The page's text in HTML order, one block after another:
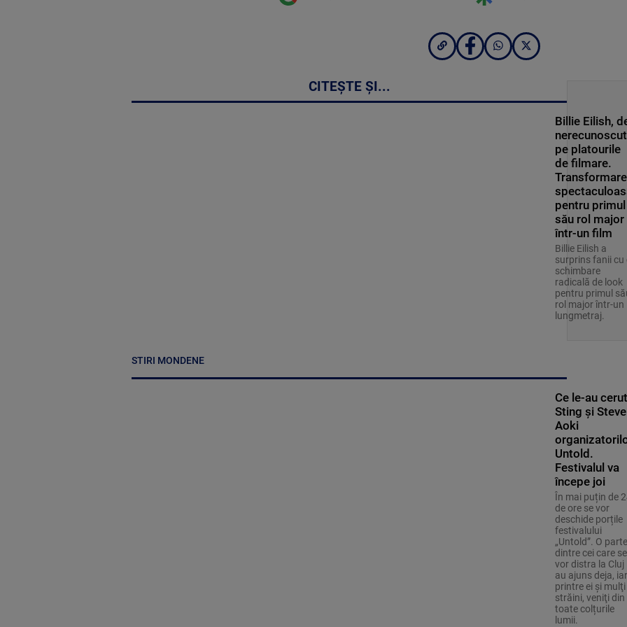
CITEȘTE ȘI...
STIRI MONDENE
Billie Eilish,
nerecunoscut
pe platourile
de filmare.
pentru primul
său rol major
într-un film
Billie Eilish a
surprins fanii cu
schimbare
radicală de look
pentru primul
rol major într-un
lungmetraj.
Ce le-au cerut
Sting și Steve
Aoki
Untold.
Festivalul va
începe joi
În mai puțin de
de ore se vor
deschide porțile
festivalului
„Untold”. O parte
dintre cei care se
vor distra la Cluj
au ajuns deja, iar
printre ei și mulţi
străini, veniţi din
toate colțurile
lumii.